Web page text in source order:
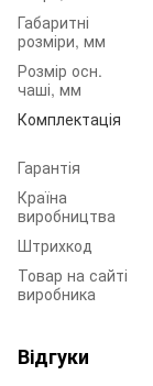
Габаритні
розміри, мм
Розмір осн.
чаші, мм
Комплектація
Гарантія
Країна
виробництва
Штрихкод
Товар на сайті
виробника
Відгуки